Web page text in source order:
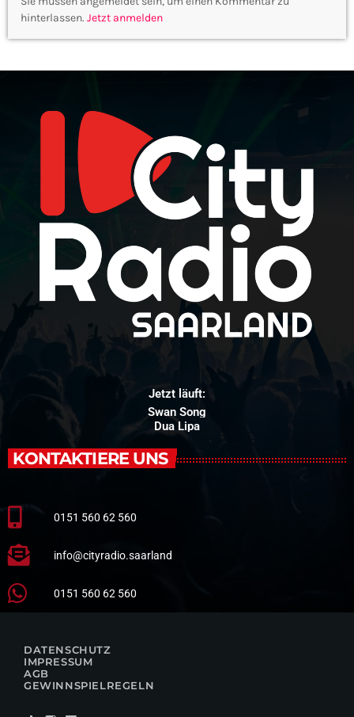
hinterlassen. Jetzt anmelden
Jetzt läuft:
Swan Song
Dua Lipa
KONTAKTIERE UNS
0151 560 62 560
info@cityradio.saarland
0151 560 62 560
DATENSCHUTZ
IMPRESSUM
AGB
GEWINNSPIELREGELN